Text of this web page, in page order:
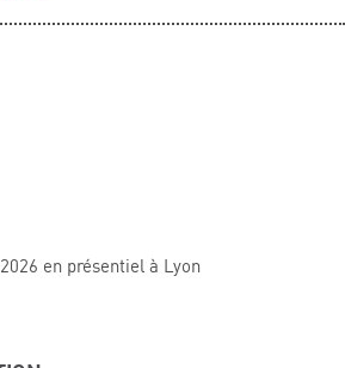
CONFERENCE ON GREEN
en présentiel à Lyon